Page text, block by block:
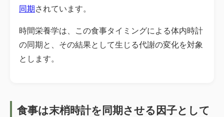
同期 されています。
時間栄養学は、この食事タイミングによる体内時計
の同期と、その結果として生じる代謝の変化を対象
とします。
食事は末梢時計を同期させる因子として